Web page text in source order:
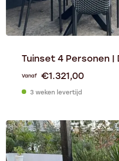
Tuinset 4 Personen |
Vanaf €1.321,00
3 weken levertijd